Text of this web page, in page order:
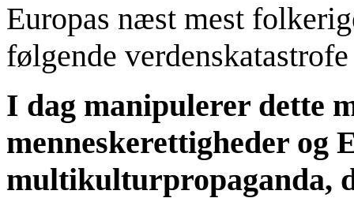
Europas næst mest
følgende
I dag manipulerer dette
menneskerettigheder og
multikulturpropaganda,